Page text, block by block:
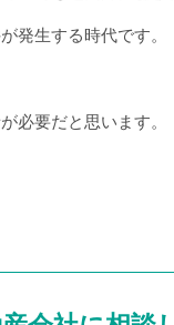
発生する時代です。
必要だと思います。